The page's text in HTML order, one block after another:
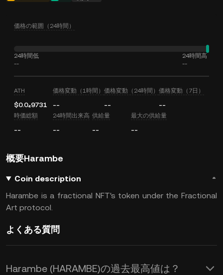
価格の範囲（24時間）
24時間低
--
24時間高
--
ATH
$0.0₄9731
価格変動（1時間）
--
価格変動（24時間）
--
価格変動（7日）
--
時価総額
--
24時間出来高
--
供給量
--
最大の供給量
--
概要Harambe
Coin description
Harambe is a fractional NFT's token under the Fractional
Art protocol.
よくある質問
Harambe (HARAMBE)の過去最高値は？